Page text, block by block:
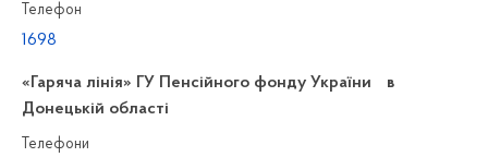
Телефон
1698
«Гаряча лінія» ГУ Пенсійного фонду України в
Донецькій області
Телефони